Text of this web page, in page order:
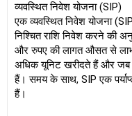
व्यवस्थित निवेश योजना (SIP)
एक व्यवस्थित निवेश योजना
निश्चित राशि निवेश करने की
और रुपए की लागत औसत से
अधिक यूनिट खरीदते हैं और जब
हैं। समय के साथ, SIP एक
हैं।